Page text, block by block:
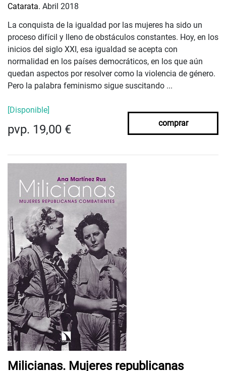
Catarata. Abril 2018
La conquista de la igualdad por las mujeres ha sido un
proceso difícil y lleno de obstáculos constantes. Hoy, en los
inicios del siglo XXI, esa igualdad se acepta con
normalidad en los países democráticos, en los que aún
quedan aspectos por resolver como la violencia de género.
Pero la palabra feminismo sigue suscitando ...
[Disponible]
pvp. 19,00 € comprar
Milicianas. Mujeres republicanas